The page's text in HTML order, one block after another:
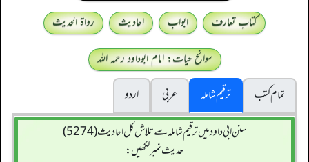
کتاب تعارف ابواب احادیث
رواۃ الحدیث
سوانح حیات: امام ابوداود رحمہ اللہ
تمام کتب
ترقیم شاملہ عربی
اردو
سنن ابي داود میں ترقیم شاملہ سے تلاش کل احادیث (5274)
حدیث نمبر لکھیں: